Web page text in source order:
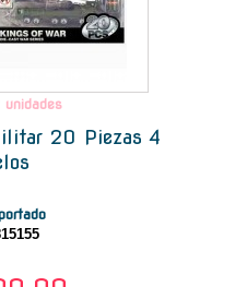
unidades
20 Piezas 4